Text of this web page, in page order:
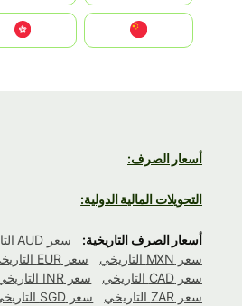
أسعار الصرف:
التحويلات المالية الدولية:
أسعار الصرف التاريخية: سعر AUD التاريخي
سعر MXN التاريخي
سعر EUR التاريخي
سعر CAD التاريخي
سعر INR التاريخي
سعر ZAR التاريخي
سعر SGD التاريخي